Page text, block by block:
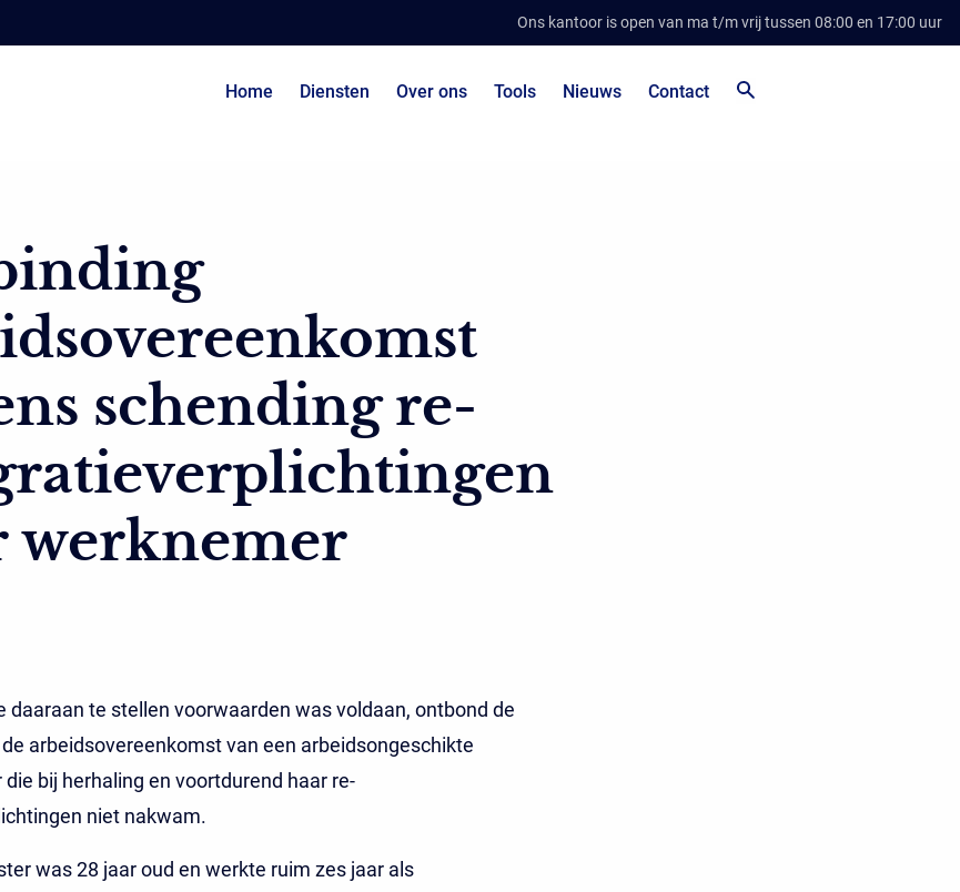
Ons kantoor is open van ma t/m vrij tussen 08:00 en 17:00 uur
Home Diensten Over ons Tools Nieuws Contact
schending re-
werknemer
daaraan te stellen voorwaarden was voldaan, ontbond de
arbeidsovereenkomst van een arbeidsongeschikte
bij herhaling en voortdurend haar re-
niet nakwam.
was 28 jaar oud en werkte ruim zes jaar als